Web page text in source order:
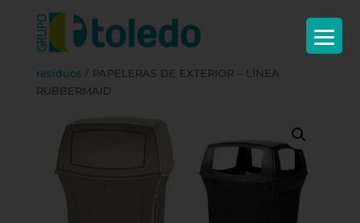
Inicio/
residuos / PAPELERAS DE EXTERIOR – LÍNEA
RUBBERMAID